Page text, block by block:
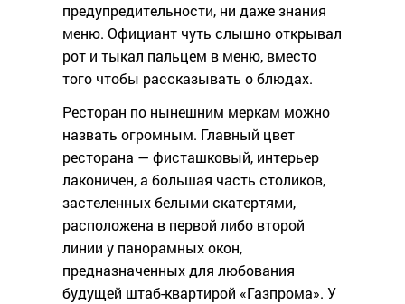
предупредительности, ни даже знания
меню. Официант чуть слышно открывал
рот и тыкал пальцем в меню, вместо
того чтобы рассказывать о блюдах.
Ресторан по нынешним меркам можно
назвать огромным. Главный цвет
ресторана — фисташковый, интерьер
лаконичен, а большая часть столиков,
застеленных белыми скатертями,
расположена в первой либо второй
линии у панорамных окон,
предназначенных для любования
будущей штаб-квартирой «Газпрома». У